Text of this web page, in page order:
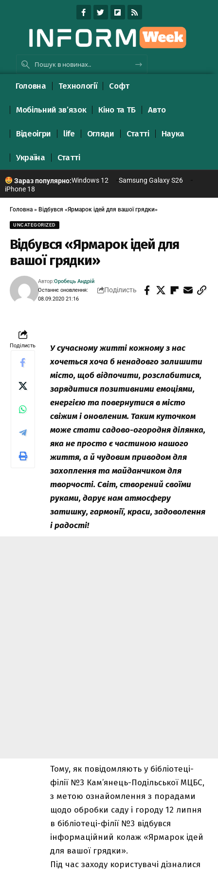
Головна Технології Софт
Мобільний зв’язок Кіно та ТБ Авто
Відеоігри life Огляди Статті Наука
Україна Статті
Зараз популярно:Windows 12
Samsung Galaxy S26
iPhone 18
Головна » Відбувся «Ярмарок ідей для вашої грядки»
UNCATEGORIZED
Відбувся «Ярмарок ідей для
вашої грядки»
Останнє оновлення:
08.09.2020 21:16
Автор:Оробець Андрій
Поділисть
Поділисть
У сучасному житті кожному з нас
хочеться хоча б ненадовго залишити
місто, щоб відпочити, розслабитися,
зарядитися позитивними емоціями,
енергією та повернутися в місто
свіжим і оновленим. Таким куточком
може стати садово-огородня ділянка,
яка не просто є частиною нашого
життя, а й чудовим приводом для
захоплення та майданчиком для
творчості. Світ, створений своїми
руками, дарує нам атмосферу
затишку, гармонії, краси, задоволення
і радості!
Тому, як повідомляють у бібліотеці-
філії №3 Кам’янець-Подільської МЦБС,
з метою ознайомлення з порадами
щодо обробки саду і городу 12 липня
в бібліотеці-філії №3 відбувся
інформаційний колаж «Ярмарок ідей
для вашої грядки».
Під час заходу користувачі дізналися